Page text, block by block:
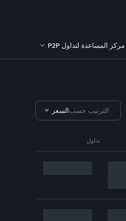
مركز المساعدة لتداول P2P
الترتيب حسبالسعر
تداول